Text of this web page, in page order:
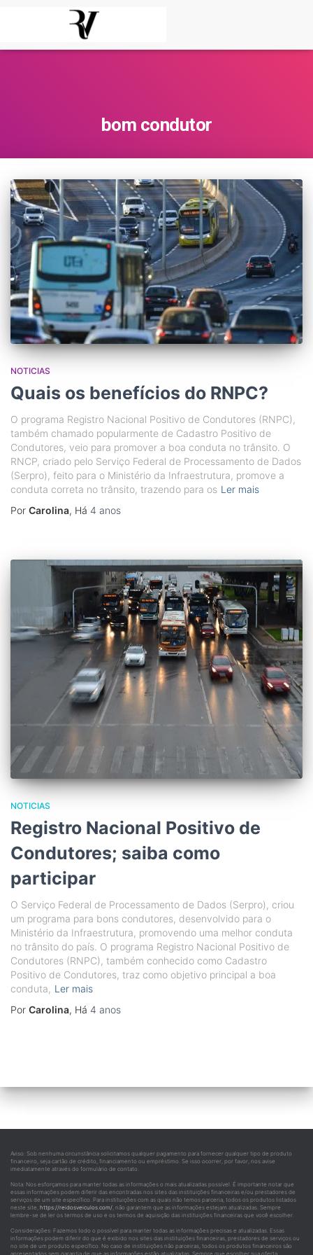
bom condutor
NOTICIAS
Quais os benefícios do RNPC?
O programa Registro Nacional Positivo de Condutores (RNPC),
também chamado popularmente de Cadastro Positivo de
Condutores, veio para promover a boa conduta no trânsito. O
RNCP, criado pelo Serviço Federal de Processamento de Dados
(Serpro), feito para o Ministério da Infraestrutura, promove a
conduta correta no trânsito, trazendo para os Ler mais
Por Carolina, Há 4 anos
NOTICIAS
Registro Nacional Positivo de
Condutores; saiba como
participar
O Serviço Federal de Processamento de Dados (Serpro), criou
um programa para bons condutores, desenvolvido para o
Ministério da Infraestrutura, promovendo uma melhor conduta
no trânsito do país. O programa Registro Nacional Positivo de
Condutores (RNPC), também conhecido como Cadastro
Positivo de Condutores, traz como objetivo principal a boa
conduta, Ler mais
Por Carolina, Há 4 anos
Aviso: Sob nenhuma circunstância solicitamos qualquer pagamento para fornecer qualquer tipo de produto
financeiro, seja cartão de crédito, financiamento ou empréstimo. Se isso ocorrer, por favor, nos avise
imediatamente através do formulário de contato.
Nota: Nos esforçamos para manter todas as informações o mais atualizadas possível. É importante notar que
essas informações podem diferir das encontradas nos sites das instituições financeiras e/ou prestadores de
serviços de um site específico. Para instituições com as quais não temos parceria, todos os produtos listados
neste site, https://reidosveiculos.com/, não garantem que as informações estejam atualizadas. Sempre
lembre-se de ler os termos de uso e os termos de aquisição das instituições financeiras que você escolher.
Considerações: Fazemos todo o possível para manter todas as informações precisas e atualizadas. Essas
informações podem diferir do que é exibido nos sites das instituições financeiras, prestadores de serviços ou
no site de um produto específico. No caso de instituições não parceiras, todos os produtos financeiros são